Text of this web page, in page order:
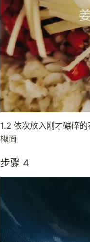
1.2 依次放入刚才碾碎
椒面
步骤 4